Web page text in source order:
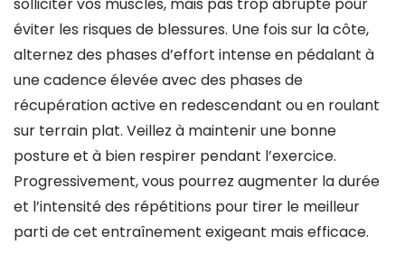
éviter les risques de blessures. Une fois sur la côte,
alternez des phases d’effort intense en pédalant à
une cadence élevée avec des phases de
récupération active en redescendant ou en roulant
sur terrain plat. Veillez à maintenir une bonne
posture et à bien respirer pendant l’exercice.
Progressivement, vous pourrez augmenter la durée
et l’intensité des répétitions pour tirer le meilleur
parti de cet entraînement exigeant mais efficace.